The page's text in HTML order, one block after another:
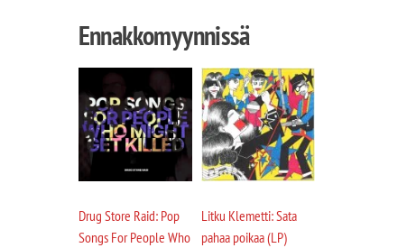
Ennakkomyynnissä
Drug Store Raid: Pop
Songs For People Who
Litku Klemetti: Sata
pahaa poikaa (LP)